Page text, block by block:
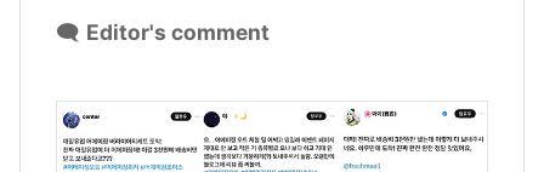
🗨️ Editor's comment